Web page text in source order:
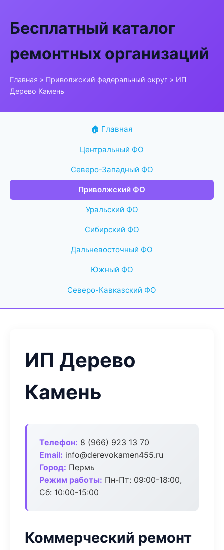
Бесплатный каталог
ремонтных организаций
Главная » Приволжский федеральный округ » ИП
Дерево Камень
🏠 Главная
Центральный ФО
Северо-Западный ФО
Приволжский ФО
Уральский ФО
Сибирский ФО
Дальневосточный ФО
Южный ФО
Северо-Кавказский ФО
ИП Дерево
Камень
Телефон: 8 (966) 923 13 70
Email: info@derevokamen455.ru
Город: Пермь
Режим работы: Пн-Пт: 09:00-18:00,
Сб: 10:00-15:00
Коммерческий ремонт